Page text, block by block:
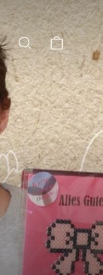
Log inSearchCart